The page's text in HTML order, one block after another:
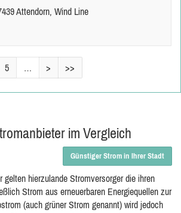
Attendorn, Wind Line
5 … > >>
im Vergleich
Günstiger Strom in Ihrer Stadt
gelten hierzulande Stromversorger die ihren
Strom aus erneuerbaren Energiequellen zur
(auch grüner Strom genannt) wird jedoch